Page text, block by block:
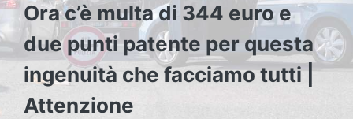
Ora c’è multa di 344 euro e
due punti patente per questa
ingenuità che facciamo tutti |
Attenzione